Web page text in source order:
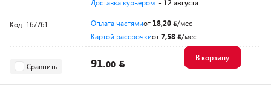
Доставка курьером - 12 августа
Код: 167761 Оплата частямиот 18,20
/мес
Картой рассрочкиот7,58 /мес
Сравнить 91.00
В корзину